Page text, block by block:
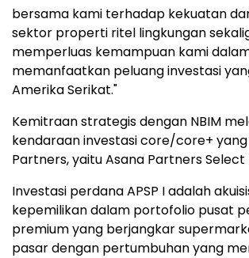
bersama kami terhadap kekuatan
sektor properti ritel lingkungan
memperluas kemampuan kami
memanfaatkan peluang investasi
Amerika Serikat."
Kemitraan strategis dengan NBIM
kendaraan investasi core/core+ yang
Partners, yaitu Asana Partners Select
Investasi perdana APSP I adalah
kepemilikan dalam portofolio pusat
premium yang berjangkar
pasar dengan pertumbuhan yang